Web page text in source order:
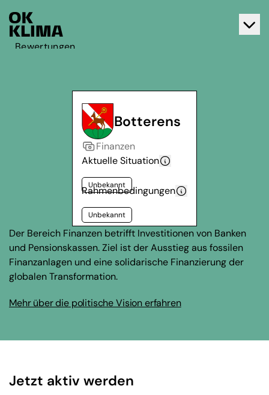
Bewertungen
Botterens
Finanzen
Aktuelle Situation
Unbekannt
Rahmenbedingungen
Unbekannt
Der Bereich Finanzen betrifft Investitionen von Banken
und Pensionskassen. Ziel ist der Ausstieg aus fossilen
Finanzanlagen und eine solidarische Finanzierung der
globalen Transformation.
Mehr über die politische Vision erfahren
Jetzt aktiv werden